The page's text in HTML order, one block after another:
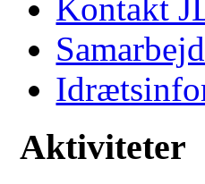
Kontakt
Aktiviteter